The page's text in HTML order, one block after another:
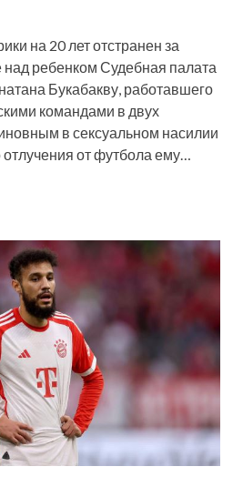
на 20 лет отстранен за
над ребенком Судебная палата
Букабакву, работавшего
командами в двух
в сексуальном насилии
от футбола ему…